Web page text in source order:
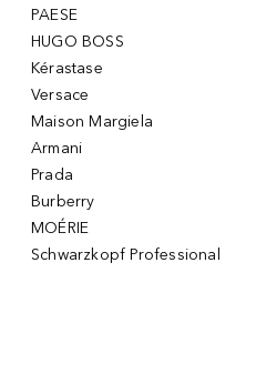
PAESE
HUGO BOSS
Kérastase
Versace
Maison Margiela
Armani
Prada
Burberry
MOÉRIE
Schwarzkopf Professional